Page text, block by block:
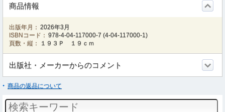
商品情報
出版年月： 2026年3月
ISBNコード： 978-4-04-117000-7 (4-04-117000-1)
頁数・縦：
１９３Ｐ １９ｃｍ
出版社・メーカーからのコメント
商品の返品について